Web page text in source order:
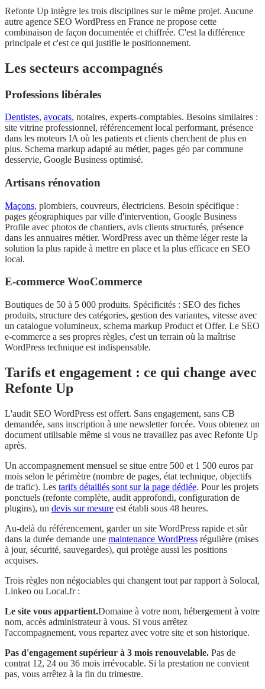
Refonte Up intègre les trois disciplines sur le même projet. Aucune
autre agence SEO WordPress en France ne propose cette
combinaison de façon documentée et chiffrée. C'est la différence
principale et c'est ce qui justifie le positionnement.
Les secteurs accompagnés
Professions libérales
Dentistes, avocats, notaires, experts-comptables. Besoins similaires :
site vitrine professionnel, référencement local performant, présence
dans les moteurs IA où les patients et clients cherchent de plus en
plus. Schema markup adapté au métier, pages géo par commune
desservie, Google Business optimisé.
Artisans rénovation
Maçons, plombiers, couvreurs, électriciens. Besoin spécifique :
pages géographiques par ville d'intervention, Google Business
Profile avec photos de chantiers, avis clients structurés, présence
dans les annuaires métier. WordPress avec un thème léger reste la
solution la plus rapide à mettre en place et la plus efficace en SEO
local.
E-commerce WooCommerce
Boutiques de 50 à 5 000 produits. Spécificités : SEO des fiches
produits, structure des catégories, gestion des variantes, vitesse avec
un catalogue volumineux, schema markup Product et Offer. Le SEO
e-commerce a ses propres règles, c'est un terrain où la maîtrise
WordPress technique est indispensable.
Tarifs et engagement : ce qui change avec
Refonte Up
L'audit SEO WordPress est offert. Sans engagement, sans CB
demandée, sans inscription à une newsletter forcée. Vous obtenez un
document utilisable même si vous ne travaillez pas avec Refonte Up
après.
Un accompagnement mensuel se situe entre 500 et 1 500 euros par
mois selon le périmètre (nombre de pages, état technique, objectifs
de trafic). Les tarifs détaillés sont sur la page dédiée. Pour les projets
ponctuels (refonte complète, audit approfondi, configuration de
plugins), un devis sur mesure est établi sous 48 heures.
Au-delà du référencement, garder un site WordPress rapide et sûr
dans la durée demande une maintenance WordPress régulière (mises
à jour, sécurité, sauvegardes), qui protège aussi les positions
acquises.
Trois règles non négociables qui changent tout par rapport à Solocal,
Linkeo ou Local.fr :
Le site vous appartient.Domaine à votre nom, hébergement à votre
nom, accès administrateur à vous. Si vous arrêtez
l'accompagnement, vous repartez avec votre site et son historique.
Pas d'engagement supérieur à 3 mois renouvelable. Pas de
contrat 12, 24 ou 36 mois irrévocable. Si la prestation ne convient
pas, vous arrêtez à la fin du trimestre.